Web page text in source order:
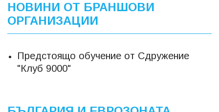
НОВИНИ ОТ БРАНШОВИ
ОРГАНИЗАЦИИ
Предстоящо обучение от Сдружение
"Клуб 9000"